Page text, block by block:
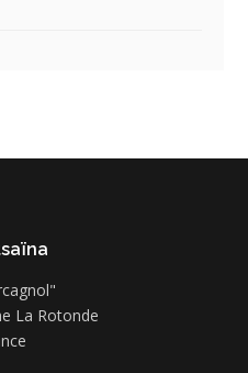
La Rotonde